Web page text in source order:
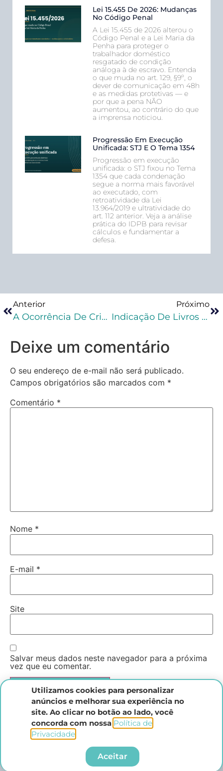
Lei 15.455 De 2026: Mudanças
No Código Penal
A Lei 15.455 de 2026 alterou o
Código Penal e a Lei Maria da
Penha para proteger o
trabalhador doméstico
resgatado de condição
análoga à de escravo. Entenda
o que muda no art. 129, §9º, o
dever de comunicação em 48h
e as medidas protetivas — e
por que a pena NÃO
aumentou, ao contrário do que
a imprensa noticiou.
Progressão Em Execução
Unificada: STJ E O Tema 1354
Progressão em execução
unificada: o STJ fixou no Tema
1354 que cada condenação
segue a norma mais favorável
ao executado, com
retroatividade da Lei
13.964/2019 e ultratividade do
art. 112 anterior. Veja a análise
prática do IDPB para revisar
cálculos e fundamentar a
defesa.
Anterior
A Ocorrência De Crime Permanente Justifica A Entrada Na Residência Do Agente?
Próximo
Indicação De Livros Para Advogados Criminalistas
Deixe um comentário
O seu endereço de e-mail não será publicado.
Campos obrigatórios são marcados com *
Comentário *
Nome *
E-mail *
Site
Salvar meus dados neste navegador para a próxima
vez que eu comentar.
Instituto Direito Penal Brasileiro
Todos os direitos reservados
Utilizamos cookies para personalizar
anúncios e melhorar sua experiência no
site. Ao clicar no botão ao lado, você
concorda com nossa Política de
Privacidade.​
Aceitar